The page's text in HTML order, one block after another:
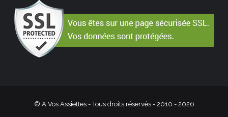
© A Vos Assiettes - Tous droits réservés - 2010 - 2026